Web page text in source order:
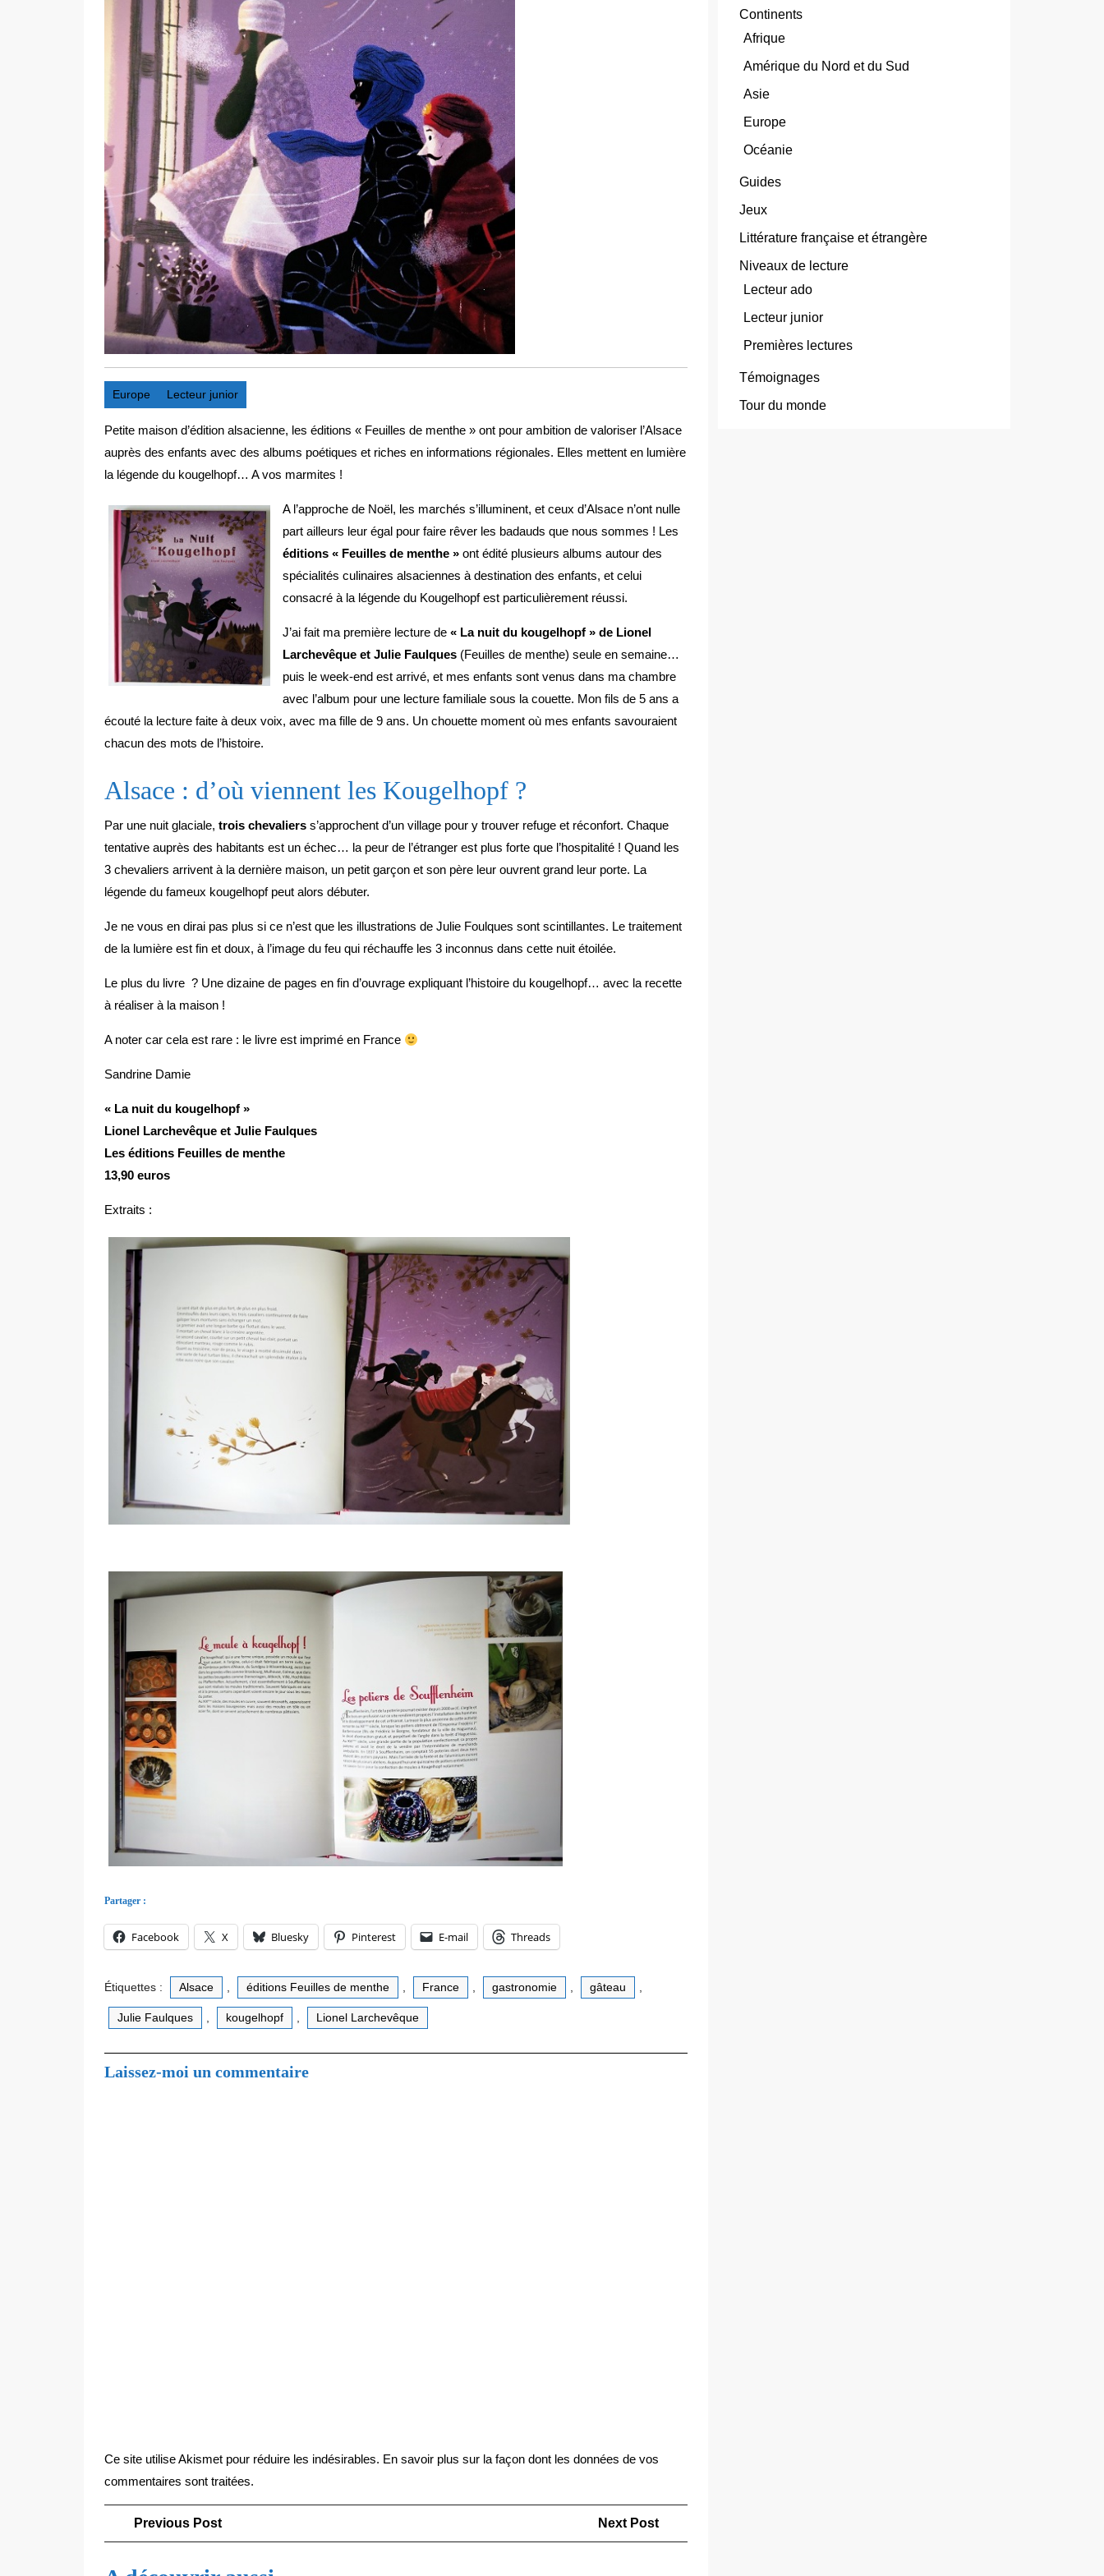
Europe Lecteur junior
Petite maison d’édition alsacienne, les éditions « Feuilles de menthe » ont pour ambition de valoriser l’Alsace
auprès des enfants avec des albums poétiques et riches en informations régionales. Elles mettent en lumière
la légende du kougelhopf… A vos marmites !
A l’approche de Noël, les marchés s’illuminent, et ceux d’Alsace n’ont nulle
part ailleurs leur égal pour faire rêver les badauds que nous sommes ! Les
éditions « Feuilles de menthe » ont édité plusieurs albums autour des
spécialités culinaires alsaciennes à destination des enfants, et celui
consacré à la légende du Kougelhopf est particulièrement réussi.
J’ai fait ma première lecture de « La nuit du kougelhopf » de Lionel
Larchevêque et Julie Faulques (Feuilles de menthe) seule en semaine…
puis le week-end est arrivé, et mes enfants sont venus dans ma chambre
avec l’album pour une lecture familiale sous la couette. Mon fils de 5 ans a
écouté la lecture faite à deux voix, avec ma fille de 9 ans. Un chouette moment où mes enfants savouraient
chacun des mots de l’histoire.
Alsace : d’où viennent les Kougelhopf ?
Par une nuit glaciale, trois chevaliers s’approchent d’un village pour y trouver refuge et réconfort. Chaque
tentative auprès des habitants est un échec… la peur de l’étranger est plus forte que l’hospitalité ! Quand les
3 chevaliers arrivent à la dernière maison, un petit garçon et son père leur ouvrent grand leur porte. La
légende du fameux kougelhopf peut alors débuter.
Je ne vous en dirai pas plus si ce n’est que les illustrations de Julie Foulques sont scintillantes. Le traitement
de la lumière est fin et doux, à l’image du feu qui réchauffe les 3 inconnus dans cette nuit étoilée.
Le plus du livre ? Une dizaine de pages en fin d’ouvrage expliquant l’histoire du kougelhopf… avec la recette
à réaliser à la maison !
A noter car cela est rare : le livre est imprimé en France
Sandrine Damie
« La nuit du kougelhopf »
Lionel Larchevêque et Julie Faulques
Les éditions Feuilles de menthe
13,90 euros
Extraits :
Partager :
Facebook X Bluesky Pinterest E-mail Threads
Étiquettes : Alsace , éditions Feuilles de menthe , France , gastronomie , gâteau ,
Julie Faulques , kougelhopf , Lionel Larchevêque
Laissez-moi un commentaire
Ce site utilise Akismet pour réduire les indésirables. En savoir plus sur la façon dont les données de vos
commentaires sont traitées.
Navigation
de
Previous PostPrevious
Post
Next Post
Post
Continents
Afrique
Amérique du Nord et du Sud
Asie
Europe
Océanie
Guides
Jeux
Littérature française et étrangère
Niveaux de lecture
Lecteur ado
Lecteur junior
Premières lectures
Témoignages
Tour du monde